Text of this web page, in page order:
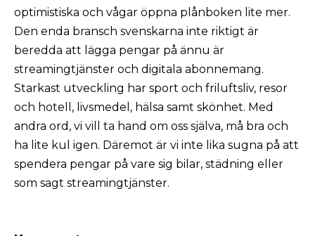
optimistiska och vågar öppna plånboken lite mer.
Den enda bransch svenskarna inte riktigt är
beredda att lägga pengar på ännu är
streamingtjänster och digitala abonnemang.
Starkast utveckling har sport och friluftsliv, resor
och hotell, livsmedel, hälsa samt skönhet. Med
andra ord, vi vill ta hand om oss själva, må bra och
ha lite kul igen. Däremot är vi inte lika sugna på att
spendera pengar på vare sig bilar, städning eller
som sagt streamingtjänster.